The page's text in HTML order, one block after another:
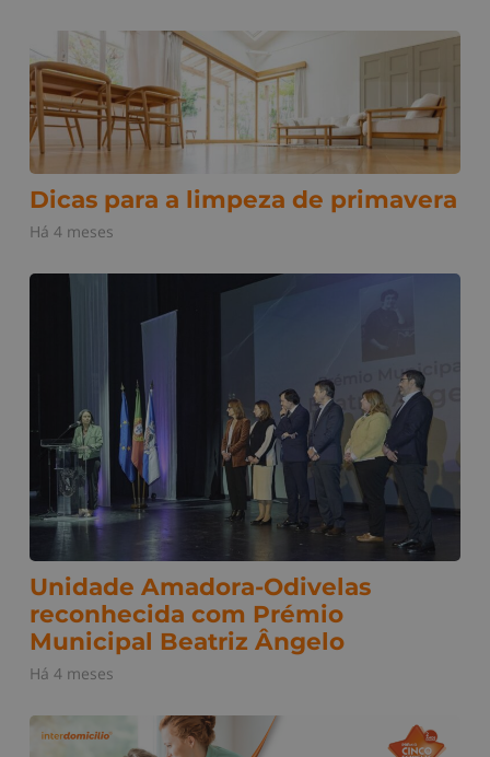
Dicas para a limpeza de primavera
Há 4 meses
Unidade Amadora-Odivelas
reconhecida com Prémio
Municipal Beatriz Ângelo
Há 4 meses